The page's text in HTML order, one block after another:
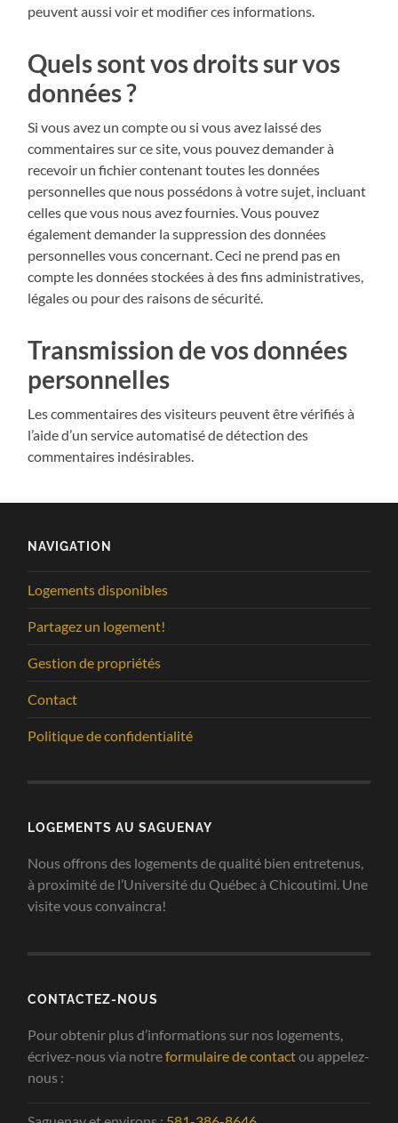
peuvent aussi voir et modifier ces informations.
Quels sont vos droits sur vos
données ?
Si vous avez un compte ou si vous avez laissé des
commentaires sur ce site, vous pouvez demander à
recevoir un fichier contenant toutes les données
personnelles que nous possédons à votre sujet, incluant
celles que vous nous avez fournies. Vous pouvez
également demander la suppression des données
personnelles vous concernant. Ceci ne prend pas en
compte les données stockées à des fins administratives,
légales ou pour des raisons de sécurité.
Transmission de vos données
personnelles
Les commentaires des visiteurs peuvent être vérifiés à
l’aide d’un service automatisé de détection des
commentaires indésirables.
NAVIGATION
Logements disponibles
Partagez un logement!
Gestion de propriétés
Contact
Politique de confidentialité
LOGEMENTS AU SAGUENAY
Nous offrons des logements de qualité bien entretenus,
à proximité de l’Université du Québec à Chicoutimi. Une
visite vous convaincra!
CONTACTEZ-NOUS
Pour obtenir plus d’informations sur nos logements,
écrivez-nous via notreformulaire de contactou appelez-
nous :